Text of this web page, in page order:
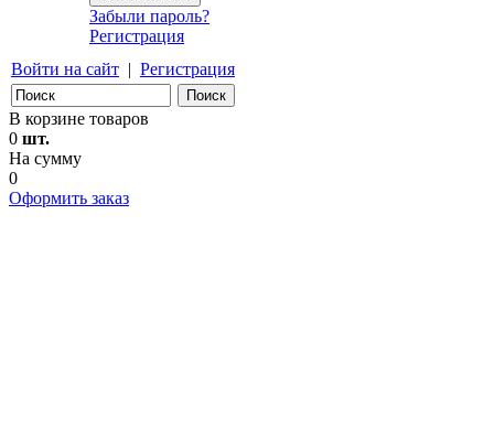
Забыли пароль?
Регистрация
Войти на сайт | Регистрация
В корзине товаров
0 шт.
На сумму
0
Оформить заказ